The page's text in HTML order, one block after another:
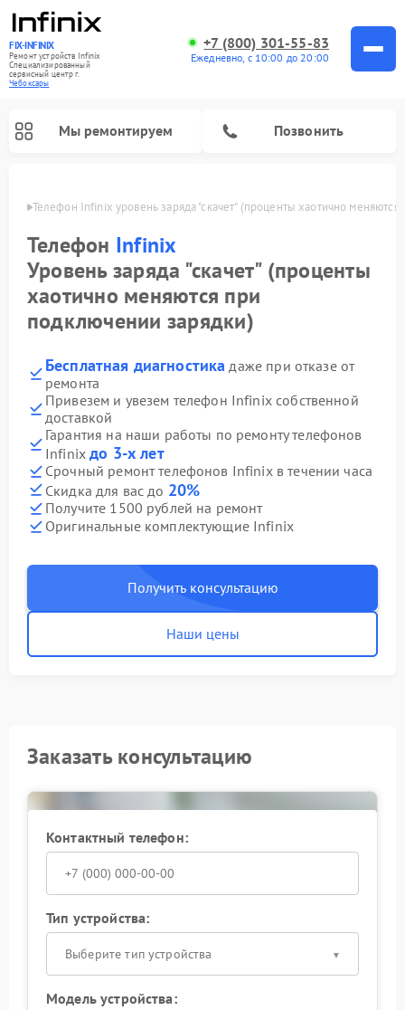
FIX-INFINIX
Ремонт устройств Infinix
Специализированный
cервисный центр г.
Чебоксары
+7 (800) 301-55-83
Ежедневно, с 10:00 до 20:00
Мы ремонтируем Позвонить
Телефон Infinix уровень заряда "скачет" (проценты хаотично
Телефон Infinix
Уровень заряда "скачет" (проценты
хаотично меняются при
подключении зарядки)
Бесплатная диагностика даже при отказе от
ремонта
Привезем и увезем телефон Infinix собственной
доставкой
Гарантия на наши работы по ремонту телефонов
Infinixдо 3-х лет
Срочный ремонт телефонов Infinix в течении часа
Скидка для вас до 20%
Получите 1500 рублей на ремонт
Оригинальные комплектующие Infinix
Получить консультацию
Наши цены
Заказать консультацию
Контактный телефон:
Тип устройства:
Выберите тип устройства
Модель устройства: